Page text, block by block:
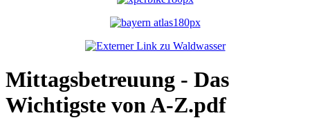
Mittagsbetreuung - Das
Wichtigste von A-Z.pdf